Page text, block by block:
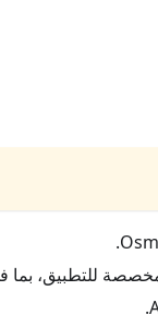
للتطبيق، بما